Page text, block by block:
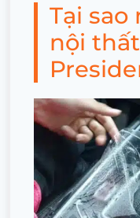
Tại sao
nội